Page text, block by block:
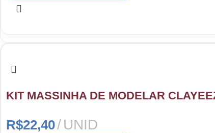
KIT MASSINHA DE MODELAR
R$22,40 UNID